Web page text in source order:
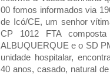
00 fomos informados via
de Icó/CE, um senhor
CP 1012 FTA
ALBUQUERQUE e o SD
unidade hospitalar,
40 anos, casado, natural